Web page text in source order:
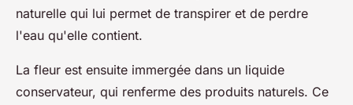
naturelle qui lui permet de transpirer et de perdre
l'eau qu'elle contient.
La fleur est ensuite immergée dans un liquide
conservateur, qui renferme des produits naturels. Ce